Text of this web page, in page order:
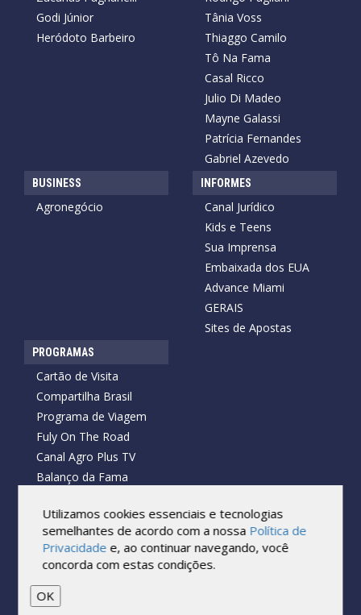
Godi Júnior
Heródoto Barbeiro
Tânia Voss
Thiaggo Camilo
Tô Na Fama
Casal Ricco
Julio Di Madeo
Mayne Galassi
Patrícia Fernandes
Gabriel Azevedo
BUSINESS
Agronegócio
INFORMES
Canal Jurídico
Kids e Teens
Sua Imprensa
Embaixada dos EUA
Advance Miami
GERAIS
Sites de Apostas
PROGRAMAS
Cartão de Visita
Compartilha Brasil
Programa de Viagem
Fuly On The Road
Canal Agro Plus TV
Balanço da Fama
Copyright © 2026 Cartão de Visita News.
Todos os direitos reservados.
Reprodução no todo ou em parte sob qualquer forma ou meio,
sem expressa autorização por escrito do Cartão de Visita, é
Utilizamos cookies essenciais e tecnologias
semelhantes de acordo com a nossa Política de
Privacidade e, ao continuar navegando, você
concorda com estas condições.
OK